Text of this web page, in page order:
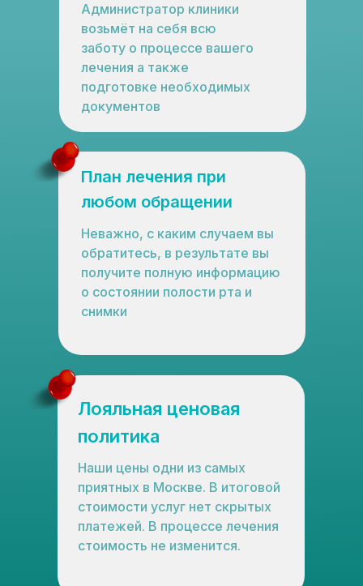
План лечения при
любом обращении
Неважно, с каким случаем вы
обратитесь, в результате вы
получите полную информацию
о состоянии полости рта и
снимки
Лояльная ценовая
политика
Наши цены одни из самых
приятных в Москве. В итоговой
стоимости услуг нет скрытых
платежей. В процессе лечения
стоимость не изменится.
Администратор клиники
возьмёт на себя всю
заботу о процессе вашего
лечения а также
подготовке необходимых
документов